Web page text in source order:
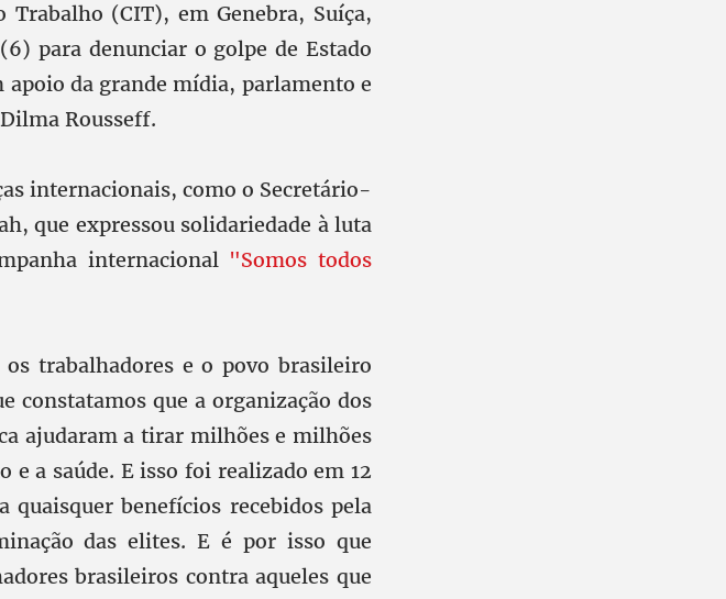
(CIT), em Genebra, Suíça,
para denunciar o golpe de Estado
apoio da grande mídia, parlamento e
Rousseff.
internacionais, como o Secretário-
que expressou solidariedade à luta
internacional "Somos todos
os trabalhadores e o povo brasileiro
constatamos que a organização dos
ajudaram a tirar milhões e milhões
e a saúde. E isso foi realizado em 12
quaisquer benefícios recebidos pela
das elites. E é por isso que
brasileiros contra aqueles que